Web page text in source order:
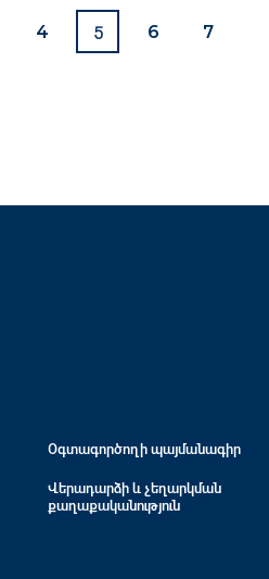
4 5 6 7
Օգտագործողի պայմանագիր
Վերադարձի և չեղարկման
քաղաքականություն